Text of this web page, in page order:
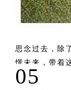
思念过去，除
憬未来，带着
05